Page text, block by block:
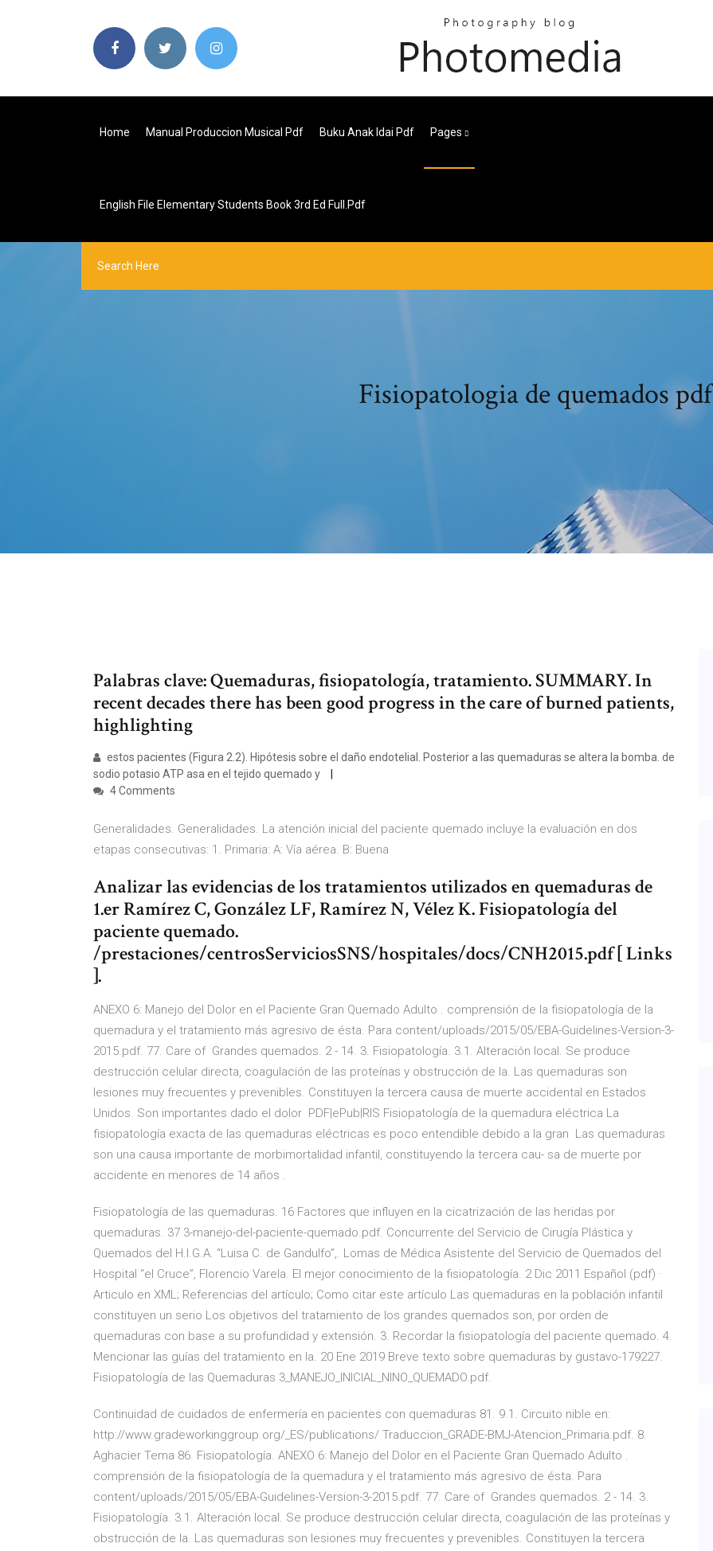
Home Manual Produccion Musical Pdf Buku Anak Idai Pdf Pages
English File Elementary Students Book 3rd Ed Full.pdf
Fisiopatologia de quemados pdf
Palabras clave: Quemaduras, fisiopatología, tratamiento. SUMMARY. In
recent decades there has been good progress in the care of burned patients,
highlighting
estos pacientes (Figura 2.2). Hipótesis sobre el daño endotelial. Posterior a las quemaduras se altera la bomba. de
sodio potasio ATP asa en el tejido quemado y
4 Comments
Generalidades. Generalidades. La atención inicial del paciente quemado incluye la evaluación en dos
etapas consecutivas: 1. Primaria: A: Vía aérea. B: Buena
Analizar las evidencias de los tratamientos utilizados en quemaduras de
1.er Ramírez C, González LF, Ramírez N, Vélez K. Fisiopatología del
paciente quemado.
/prestaciones/centrosServiciosSNS/hospitales/docs/CNH2015.pdf [ Links
].
ANEXO 6: Manejo del Dolor en el Paciente Gran Quemado Adulto . comprensión de la fisiopatología de la
quemadura y el tratamiento más agresivo de ésta. Para content/uploads/2015/05/EBA-Guidelines-Version-3-
2015.pdf. 77. Care of Grandes quemados. 2 - 14. 3. Fisiopatología. 3.1. Alteración local. Se produce
destrucción celular directa, coagulación de las proteínas y obstrucción de la. Las quemaduras son
lesiones muy frecuentes y prevenibles. Constituyen la tercera causa de muerte accidental en Estados
Unidos. Son importantes dado el dolor PDF|ePub|RIS Fisiopatología de la quemadura eléctrica La
fisiopatología exacta de las quemaduras eléctricas es poco entendible debido a la gran Las quemaduras
son una causa importante de morbimortalidad infantil, constituyendo la tercera cau- sa de muerte por
accidente en menores de 14 años .
Fisiopatología de las quemaduras. 16 Factores que influyen en la cicatrización de las heridas por
quemaduras. 37 3-manejo-del-paciente-quemado.pdf. Concurrente del Servicio de Cirugía Plástica y
Quemados del H.I.G.A. “Luisa C. de Gandulfo”,. Lomas de Médica Asistente del Servicio de Quemados del
Hospital “el Cruce”, Florencio Varela. El mejor conocimiento de la fisiopatología. 2 Dic 2011 Español (pdf) ·
Articulo en XML; Referencias del artículo; Como citar este artículo Las quemaduras en la población infantil
constituyen un serio Los objetivos del tratamiento de los grandes quemados son, por orden de
quemaduras con base a su profundidad y extensión. 3. Recordar la fisiopatología del paciente quemado. 4.
Mencionar las guías del tratamiento en la. 20 Ene 2019 Breve texto sobre quemaduras by gustavo-179227.
Fisiopatología de las Quemaduras 3_MANEJO_INICIAL_NINO_QUEMADO.pdf.
Continuidad de cuidados de enfermería en pacientes con quemaduras 81. 9.1. Circuito nible en:
http://www.gradeworkinggroup.org/_ES/publications/ Traduccion_GRADE-BMJ-Atencion_Primaria.pdf. 8.
Aghacier Tema 86. Fisiopatología. ANEXO 6: Manejo del Dolor en el Paciente Gran Quemado Adulto .
comprensión de la fisiopatología de la quemadura y el tratamiento más agresivo de ésta. Para
content/uploads/2015/05/EBA-Guidelines-Version-3-2015.pdf. 77. Care of Grandes quemados. 2 - 14. 3.
Fisiopatología. 3.1. Alteración local. Se produce destrucción celular directa, coagulación de las proteínas y
obstrucción de la. Las quemaduras son lesiones muy frecuentes y prevenibles. Constituyen la tercera